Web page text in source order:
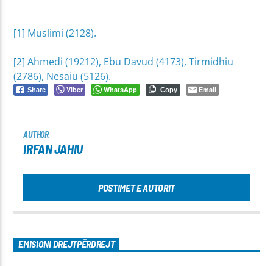
[1] Muslimi (2128).
[2] Ahmedi (19212), Ebu Davud (4173), Tirmidhiu
(2786), Nesaiu (5126).
Share Viber WhatsApp Copy Email
AUTHOR
IRFAN JAHIU
POSTIMET E AUTORIT
EMISIONI DREJTPËRDREJT